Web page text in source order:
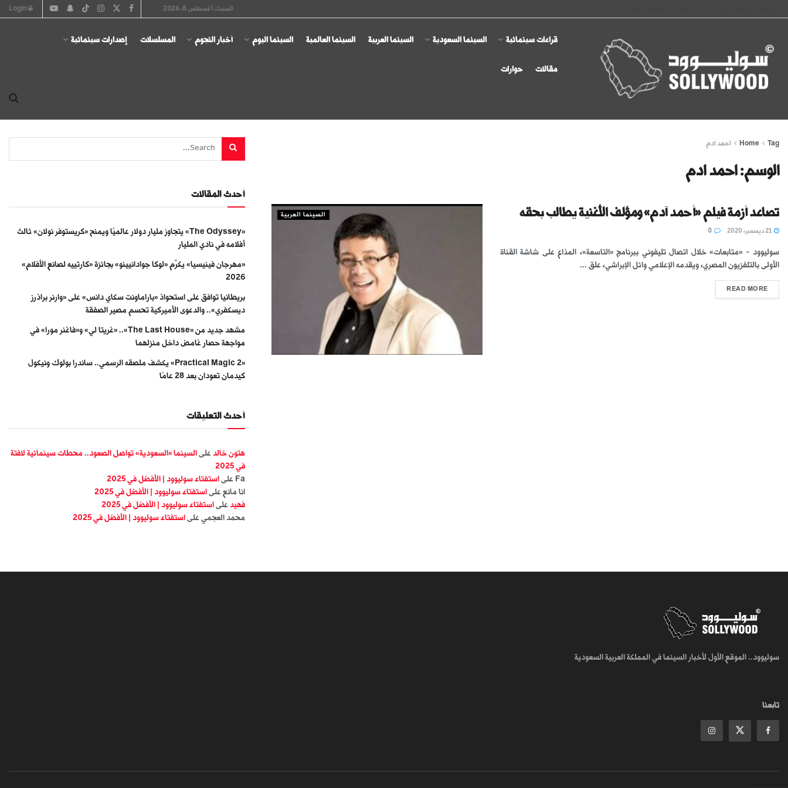
السبت, أغسطس 8, 2026
قراءات سينمائية السينما السعودية السينما العربية السينما العالمية السينما اليوم أخبار النجوم المسلسلات إصدارات سينمائية
مقالات حوارات
Home Tag احمد ادم
الوسم:احمد ادم
السينما العربية تصاعد أزمة فيلم «أحمد آدم» ومؤلف الأغنية يطالب بحقه
سوليوود - «متابعات» خلال اتصال تليفوني ببرنامج «التاسعة»، المذاع على شاشة القناة
الأولى بالتلفزيون المصري، ويقدمه الإعلامي وائل الإبراشي، علق ...
READ MORE
أحدث المقالات
«The Odyssey» يتجاوز مليار دولار عالميًا ويمنح «كريستوفر نولان» ثالث
أفلامه في نادي المليار
«مهرجان فينيسيا» يكرّم «لوكا جوادانيينو» بجائزة «كارتييه لصانع الأفلام»
2026
بريطانيا توافق على استحواذ «باراماونت سكاي دانس» على «وارنر براذرز
ديسكفري».. والدعوى الأميركية تحسم مصير الصفقة
مشهد جديد من «The Last House».. «غريتا لي» و«فاغنر مورا» في
مواجهة حصار غامض داخل منزلهما
«Practical Magic 2» يكشف ملصقه الرسمي.. ساندرا بولوك ونيكول
كيدمان تعودان بعد 28 عامًا
أحدث التعليقات
هتون خالد على السينما «السعودية» تواصل الصعود.. محطات سينمائية لافتة
في 2025
Fa على استفتاء سوليوود | الأفضل في 2025
انا مانع على استفتاء سوليوود | الأفضل في 2025
فهيد على استفتاء سوليوود | الأفضل في 2025
محمد العجمي على استفتاء سوليوود | الأفضل في 2025
سوليوود.. الموقع الأول لأخبار السينما في المملكة العربية السعودية
تابعنا